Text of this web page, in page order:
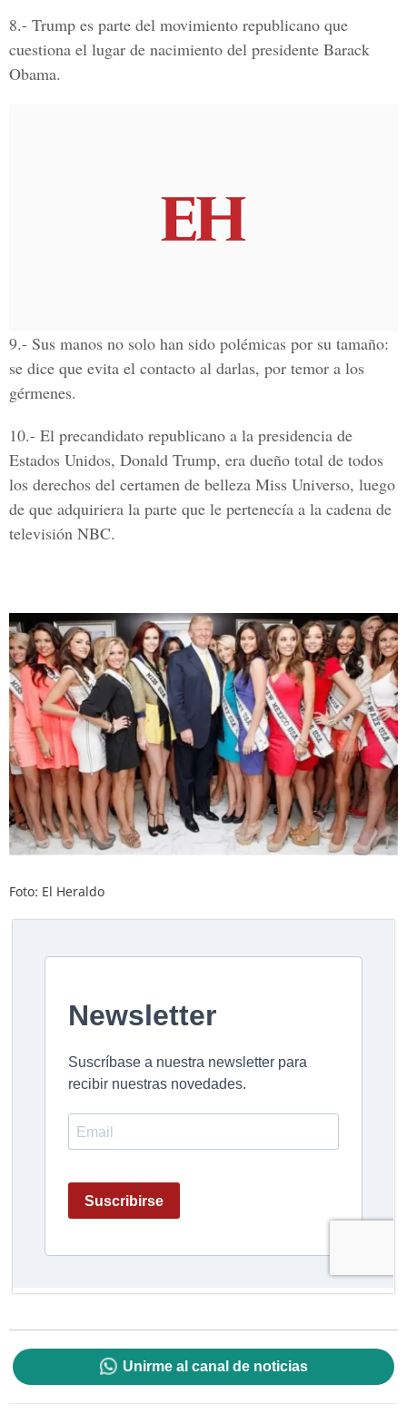
8.- Trump es parte del movimiento republicano que
cuestiona el lugar de nacimiento del presidente Barack
Obama.
9.- Sus manos no solo han sido polémicas por su tamaño:
se dice que evita el contacto al darlas, por temor a los
gérmenes.
10.- El precandidato republicano a la presidencia de
Estados Unidos, Donald Trump, era dueño total de todos
los derechos del certamen de belleza Miss Universo, luego
de que adquiriera la parte que le pertenecía a la cadena de
televisión NBC.
Foto: El Heraldo
Unirme al canal de noticias